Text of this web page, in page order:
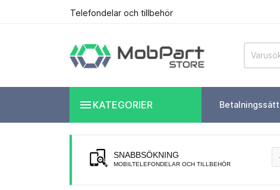
Telefondelar och tillbehör
 KATEGORIER Betalningssätt
SNABBSÖKNING
MOBILTELEFONDELAR OCH TILLBEHÖR